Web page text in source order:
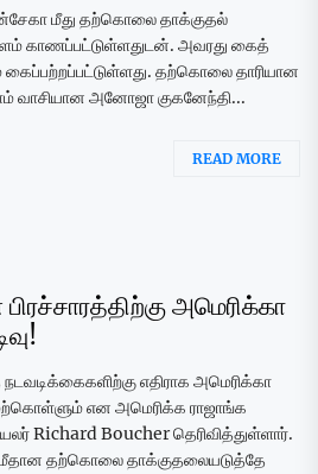
மீது தற்கொலை தாக்குதல்
காணப்பட்டுள்ளதுடன். அவரது கைத்
கைப்பற்றப்பட்டுள்ளது. தற்கொலை தாரியான
வாசியான அனோஜா குகனேந்தி...
READ MORE
பிரச்சாரத்திற்கு அமெரிக்கா
எதிராக அமெரிக்கா
என அமெரிக்க ராஜாங்க
Richard Boucher தெரிவித்துள்ளார்.
மீதான தற்கொலை தாக்குதலையடுத்தே